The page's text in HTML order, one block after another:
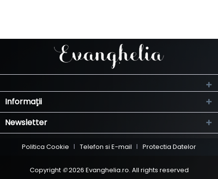
Informații
Newsletter
Politica Cookie Telefon si E-mail Protectia Datelor
Copyright ©2026 Evanghelia.ro. All rights reserved